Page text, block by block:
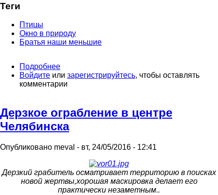
Теги
Птицы
Окно в природу
Братья наши меньшие
Подробнее
Гнездо
у
Войдите или зарегистрируйтесь, чтобы оставлять
комментарии
Дерзкое ограбление в центре
Челябинска
Опубликовано meval - вт, 24/05/2016 - 12:41
Дерзкий грабитель осматривает территорию в поисках
новой жертвы,хорошая маскировка делает его
практически незаметным..